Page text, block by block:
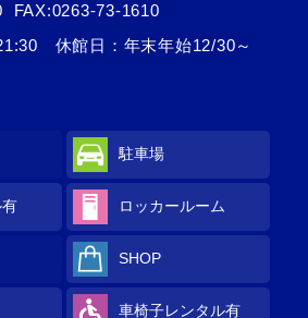
FAX:0263-73-1610
休館日：年末年始12/30～
駐車場
有 ロッカールーム
SHOP
車椅子レンタル有